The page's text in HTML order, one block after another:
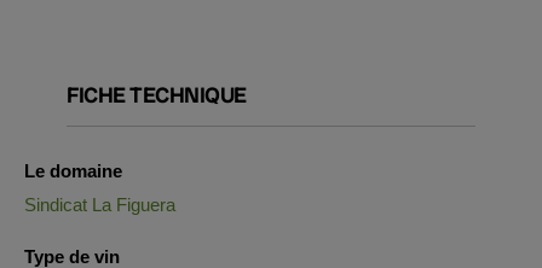
FICHE TECHNIQUE
Le domaine
Sindicat La Figuera
Type de vin